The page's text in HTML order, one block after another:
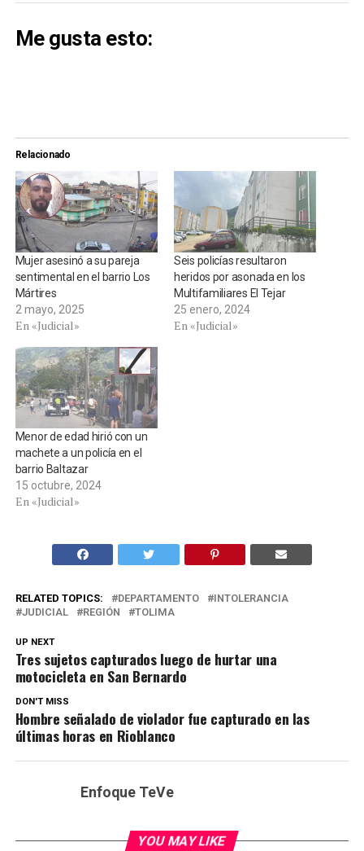
Me gusta esto:
Relacionado
Mujer asesinó a su pareja
sentimental en el barrio Los
Mártires
2 mayo, 2025
En «Judicial»
Seis policías resultaron
heridos por asonada en los
Multifamiliares El Tejar
25 enero, 2024
En «Judicial»
Menor de edad hirió con un
machete a un policía en el
barrio Baltazar
15 octubre, 2024
En «Judicial»
RELATED TOPICS: DEPARTAMENTO
INTOLERANCIA
JUDICIAL
REGIÓN TOLIMA
UP NEXT
Tres sujetos capturados luego de hurtar una
motocicleta en San Bernardo
DON'T MISS
Hombre señalado de violador fue capturado en las
últimas horas en Rioblanco
Enfoque TeVe
YOU MAY LIKE